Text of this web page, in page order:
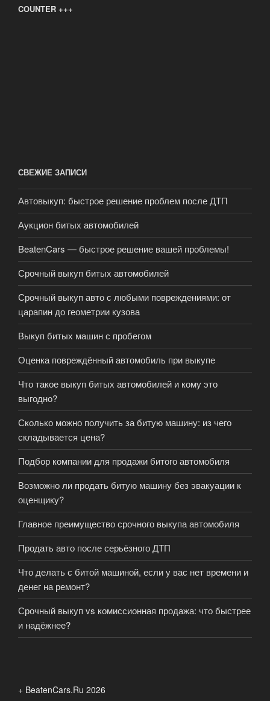
COUNTER +++
СВЕЖИЕ ЗАПИСИ
Автовыкуп: быстрое решение проблем после ДТП
Аукцион битых автомобилей
BeatenCars — быстрое решение вашей проблемы!
Срочный выкуп битых автомобилей
Срочный выкуп авто с любыми повреждениями: от
царапин до геометрии кузова
Выкуп битых машин с пробегом
Оценка повреждённый автомобиль при выкупе
Что такое выкуп битых автомобилей и кому это
выгодно?
Сколько можно получить за битую машину: из чего
складывается цена?
Подбор компании для продажи битого автомобиля
Возможно ли продать битую машину без эвакуации к
оценщику?
Главное преимущество срочного выкупа автомобиля
Продать авто после серьёзного ДТП
Что делать с битой машиной, если у вас нет времени и
денег на ремонт?
Срочный выкуп vs комиссионная продажа: что быстрее
и надёжнее?
+ BeatenCars.Ru 2026